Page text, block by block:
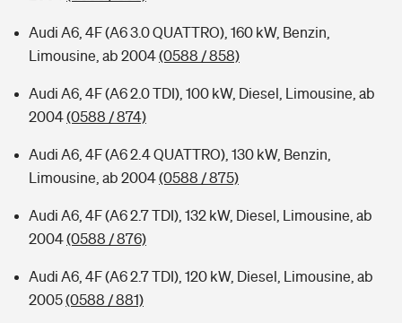
Audi A6, 4F (A6 3.0 QUATTRO), 160 kW, Benzin,
Limousine, ab 2004(0588 / 858)
Audi A6, 4F (A6 2.0 TDI), 100 kW, Diesel, Limousine, ab
2004(0588 / 874)
Audi A6, 4F (A6 2.4 QUATTRO), 130 kW, Benzin,
Limousine, ab 2004(0588 / 875)
Audi A6, 4F (A6 2.7 TDI), 132 kW, Diesel, Limousine, ab
2004(0588 / 876)
Audi A6, 4F (A6 2.7 TDI), 120 kW, Diesel, Limousine, ab
2005(0588 / 881)